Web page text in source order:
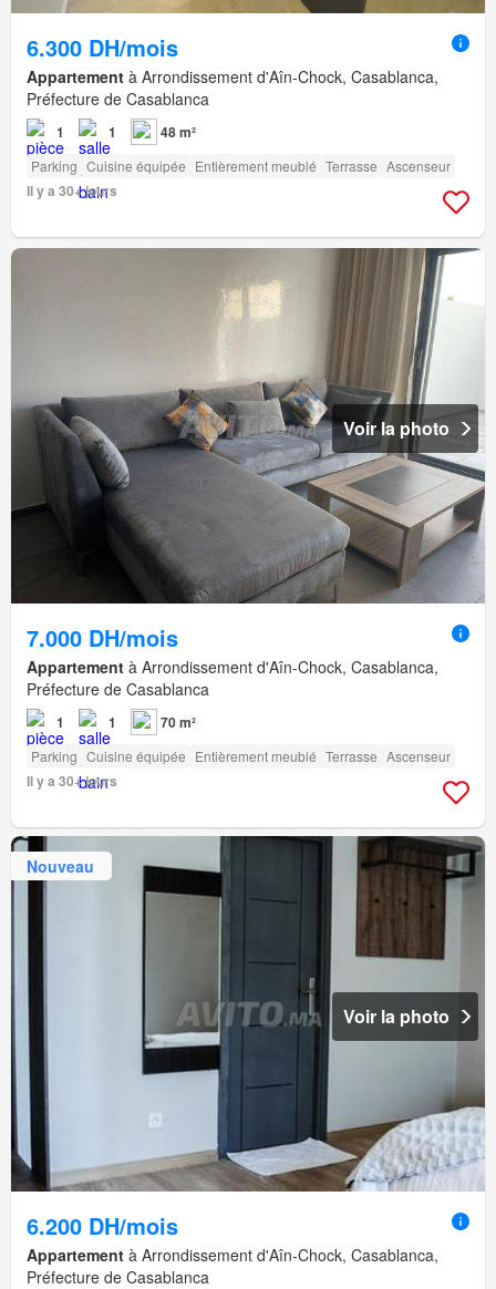
6.300 DH/mois
Appartement à Arrondissement d'Aîn-Chock, Casablanca,
Préfecture de Casablanca
1 1 48 m²
Parking Cuisine équipée Entièrement meublé Terrasse Ascenseur
Il y a 30+ jours
Voir la photo
7.000 DH/mois
Appartement à Arrondissement d'Aîn-Chock, Casablanca,
Préfecture de Casablanca
1 1 70 m²
Parking Cuisine équipée Entièrement meublé Terrasse Ascenseur
Il y a 30+ jours
Nouveau
Voir la photo
6.200 DH/mois
Appartement à Arrondissement d'Aîn-Chock, Casablanca,
Préfecture de Casablanca